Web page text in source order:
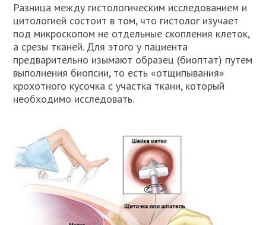
Разница между гистологическим исследованием и
цитологией состоит в том, что гистолог изучает
под микроскопом не отдельные скопления клеток,
а срезы тканей. Для этого у пациента
предварительно изымают образец (биоптат) путем
выполнения биопсии, то есть «отщипывания»
крохотного кусочка с участка ткани, который
необходимо исследовать.